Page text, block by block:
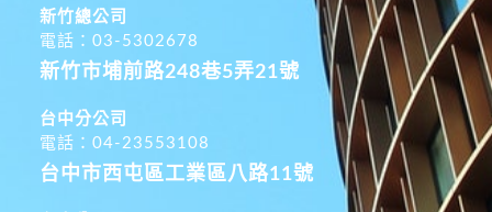
新竹總公司
電話：03-5302678
新竹市埔前路248巷5弄21號
台中分公司
電話：04-23553108
台中市西屯區工業區八路11號